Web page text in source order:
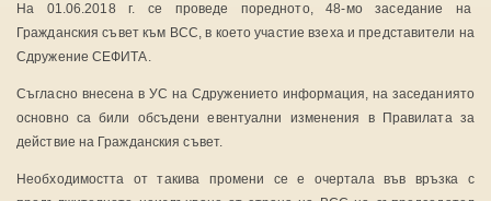
На 01.06.2018 г. се проведе поредното, 48-мо заседание на
Гражданския съвет към ВСС, в което участие взеха и представители на
Сдружение СЕФИТА.
Съгласно внесена в УС на Сдружението информация, на заседаниято
основно са били обсъдени евентуални изменения в Правилата за
действие на Гражданския съвет.
Необходимостта от такива промени се е очертала във връзка с